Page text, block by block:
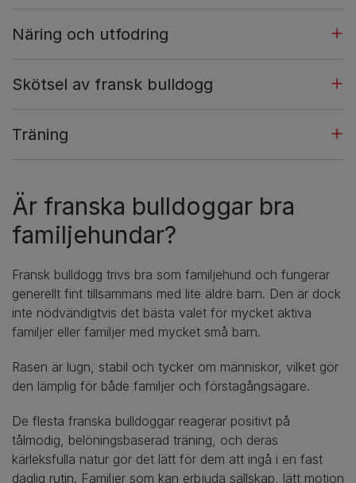
Näring och utfodring
Skötsel av fransk bulldogg
Träning
Är franska bulldoggar bra
familjehundar?
Fransk bulldogg trivs bra som familjehund och fungerar
generellt fint tillsammans med lite äldre barn. Den är dock
inte nödvändigtvis det bästa valet för mycket aktiva
familjer eller familjer med mycket små barn.
Rasen är lugn, stabil och tycker om människor, vilket gör
den lämplig för både familjer och förstagångsägare.
De flesta franska bulldoggar reagerar positivt på
tålmodig, belöningsbaserad träning, och deras
kärleksfulla natur gör det lätt för dem att ingå i en fast
daglig rutin. Familjer som kan erbjuda sällskap, lätt motion